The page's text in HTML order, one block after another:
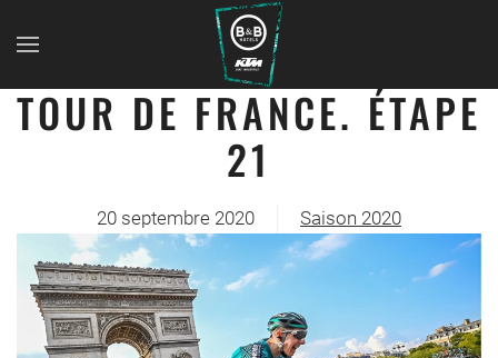
TOUR DE FRANCE. ÉTAPE
21
20 septembre 2020 Saison 2020